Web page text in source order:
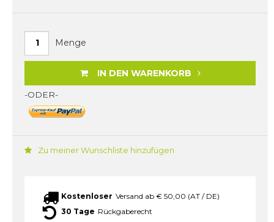
Menge
IN DEN WARENKORB
-ODER-
Zu meiner Wunschliste hinzufügen
Kostenloser Versand ab € 50,00 (AT / DE)
30 Tage Rückgaberecht